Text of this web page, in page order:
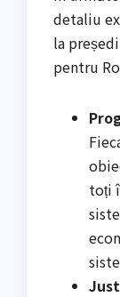
detaliu
la
pentru
toți